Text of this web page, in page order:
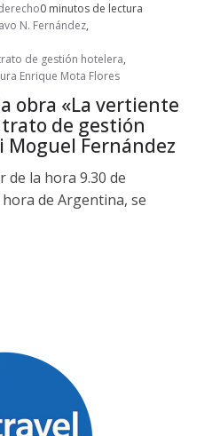
0 minutos de lectura
N. Fernández,
de gestión hotelera,
Enrique Mota Flores
obra «La vertiente
de gestión
Moguel Fernández
de la hora 9.30 de
hora de Argentina, se